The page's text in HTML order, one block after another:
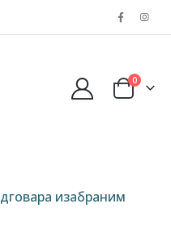
0
изабраним